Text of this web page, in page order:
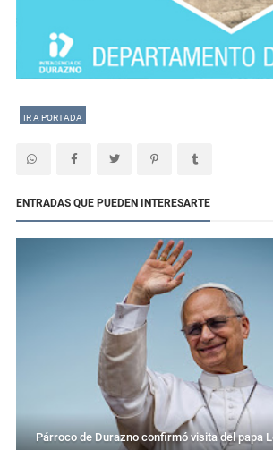
IR A PORTADA
ENTRADAS QUE PUEDEN INTERESARTE
Párroco de Durazno confirmó visita del papa